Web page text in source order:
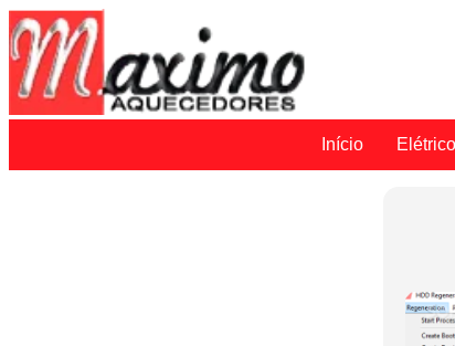
Início Elétrico